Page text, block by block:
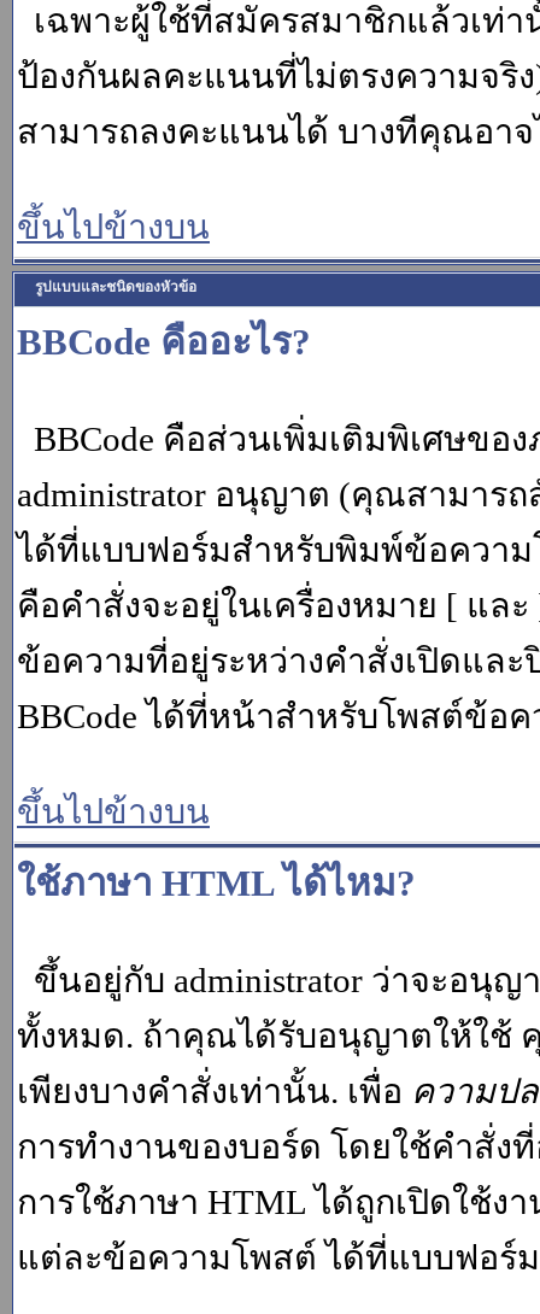
เฉพาะผู้ใช้ที่สมัครสมาชิกแล้วเท่
ป้องกันผลคะแนนที่ไม่ตรงความจ
สามารถลงคะแนนได้ บางทีคุณอา
ขึ้นไปข้างบน
รูปแบบและชนิดของหัวข้อ
BBCode คืออะไร?
BBCode คือส่วนเพิ่มเติมพิเศษขอ
administrator อนุญาต (คุณสามาร
ได้ที่แบบฟอร์มสำหรับพิมพ์ข้อความ
คือคำสั่งจะอยู่ในเครื่องหมาย [ แล
ข้อความที่อยู่ระหว่างคำสั่งเปิดแล
BBCode ได้ที่หน้าสำหรับโพสต์ข้อค
ขึ้นไปข้างบน
ใช้ภาษา HTML ได้ไหม?
ขึ้นอยู่กับ administrator ว่าจะอนุ
ทั้งหมด. ถ้าคุณได้รับอนุญาตให้ใช้
เพียงบางคำสั่งเท่านั้น. เพื่อ ความป
การทำงานของบอร์ด โดยใช้คำสั่ง
การใช้ภาษา HTML ได้ถูกเปิดใช้
แต่ละข้อความโพสต์ ได้ที่แบบฟอร์